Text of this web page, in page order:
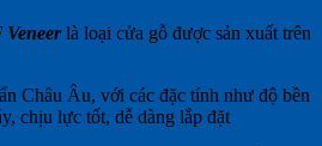
Veneerlà loại cửa gỗ được sản xuất trên
Châu Âu, với các đặc tính như độ bền
chịu lực tốt, dễ dàng lắp đặt